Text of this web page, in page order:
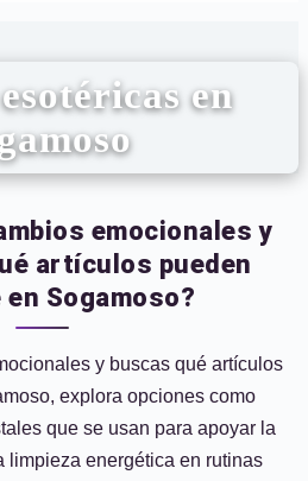
en
emocionales y
artículos pueden
Sogamoso?
y buscas qué artículos
explora opciones como
que se usan para apoyar la
limpieza energética en rutinas